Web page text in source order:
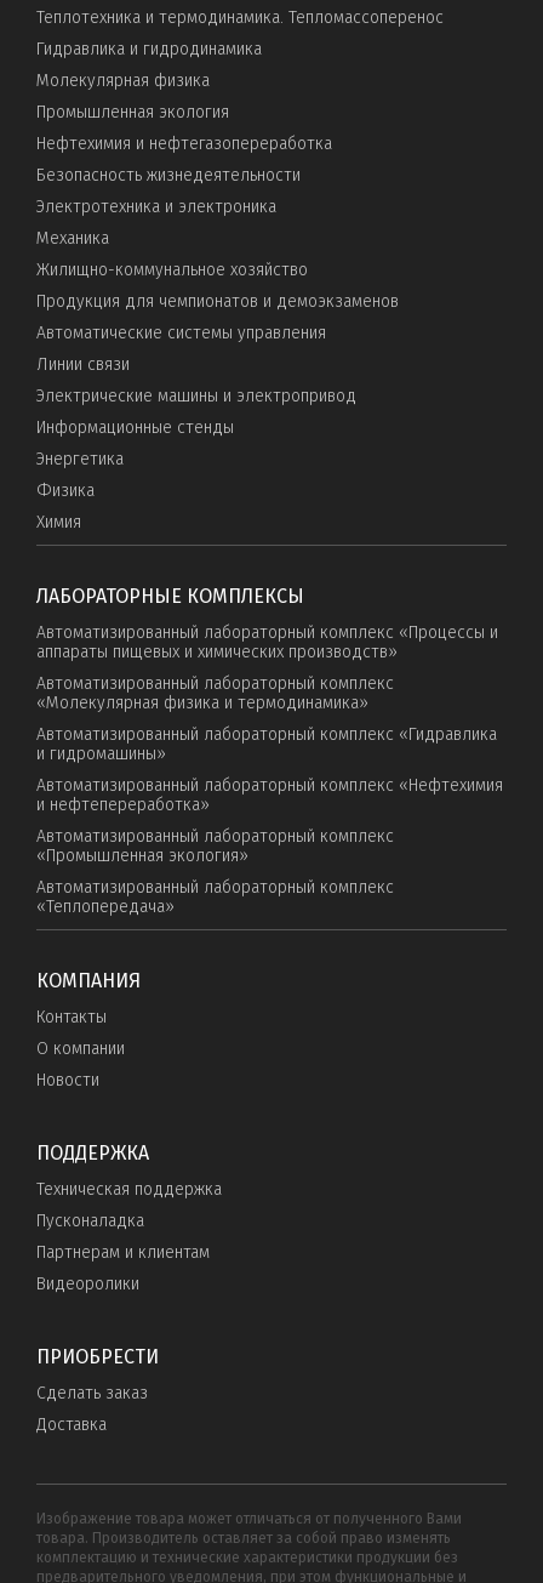
Теплотехника и термодинамика. Тепломассоперенос
Гидравлика и гидродинамика
Молекулярная физика
Промышленная экология
Нефтехимия и нефтегазопереработка
Безопасность жизнедеятельности
Электротехника и электроника
Механика
Жилищно-коммунальное хозяйство
Продукция для чемпионатов и демоэкзаменов
Автоматические системы управления
Линии связи
Электрические машины и электропривод
Информационные стенды
Энергетика
Физика
Химия
ЛАБОРАТОРНЫЕ КОМПЛЕКСЫ
Автоматизированный лабораторный комплекс «Процессы и
аппараты пищевых и химических производств»
Автоматизированный лабораторный комплекс
«Молекулярная физика и термодинамика»
Автоматизированный лабораторный комплекс «Гидравлика
и гидромашины»
Автоматизированный лабораторный комплекс «Нефтехимия
и нефтепереработка»
Автоматизированный лабораторный комплекс
«Промышленная экология»
Автоматизированный лабораторный комплекс
«Теплопередача»
КОМПАНИЯ
Контакты
О компании
Новости
ПОДДЕРЖКА
Техническая поддержка
Пусконаладка
Партнерам и клиентам
Видеоролики
ПРИОБРЕСТИ
Сделать заказ
Доставка
Изображение товара может отличаться от полученного Вами
товара. Производитель оставляет за собой право изменять
комплектацию и технические характеристики продукции без
предварительного уведомления, при этом функциональные и